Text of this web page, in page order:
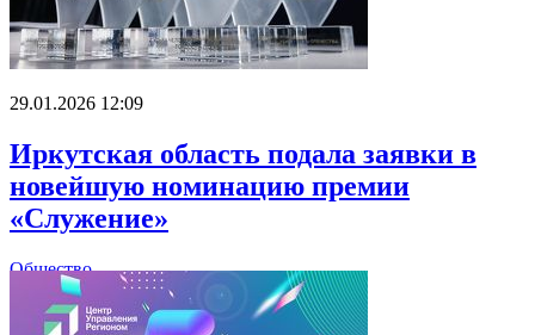
29.01.2026 12:09
Иркутская область подала заявки в
новейшую номинацию премии
«Служение»
Общество